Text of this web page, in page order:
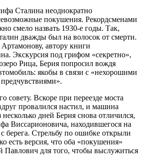
Сталина неоднократно
покушения. Рекордсменами
смело назвать 1930-е годы. Так,
дважды был на волосок от смерти.
автору книги
Экскурсия под грифом «секретно»,
Рица, Берия попросил вождя
якобы в связи с «нехорошими
совету. Вскоре при переезде моста
провалился настил, и машина
несколько дней Берия снова отличился,
Виссарионовича, находившегося на
берега. Стрельбу по ошибке открыли
есть версия, что оба «покушения»
Павлович для того, чтобы выслужиться